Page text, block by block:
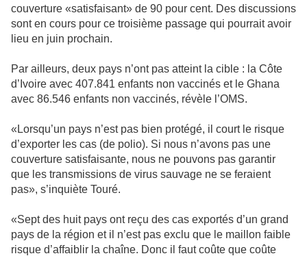
couverture «satisfaisant» de 90 pour cent. Des discussions
sont en cours pour ce troisième passage qui pourrait avoir
lieu en juin prochain.
Par ailleurs, deux pays n’ont pas atteint la cible : la Côte
d’Ivoire avec 407.841 enfants non vaccinés et le Ghana
avec 86.546 enfants non vaccinés, révèle l’OMS.
«Lorsqu’un pays n’est pas bien protégé, il court le risque
d’exporter les cas (de polio). Si nous n’avons pas une
couverture satisfaisante, nous ne pouvons pas garantir
que les transmissions de virus sauvage ne se feraient
pas», s’inquiète Touré.
«Sept des huit pays ont reçu des cas exportés d’un grand
pays de la région et il n’est pas exclu que le maillon faible
risque d’affaiblir la chaîne. Donc il faut coûte que coûte